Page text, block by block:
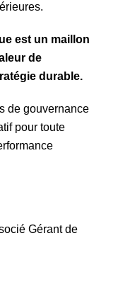
est un maillon
de
durable.
de gouvernance
pour toute
Gérant de